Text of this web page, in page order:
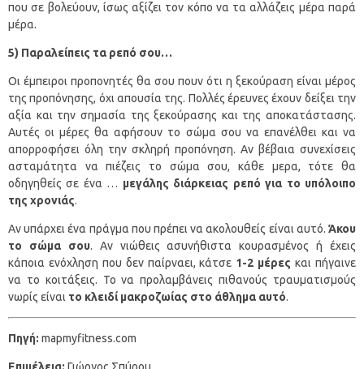
που σε βολεύουν, ίσως αξίζει τον κόπο να τα αλλάζεις μέρα παρά
μέρα.
5) Παραλείπεις τα ρεπό σου…
Οι έμπειροι προπονητές θα σου πουν ότι η ξεκούραση είναι μέρος
της προπόνησης, όχι απουσία της. Πολλές έρευνες έχουν δείξει την
αξία και την σημασία της ξεκούρασης και της αποκατάστασης.
Αυτές οι μέρες θα αφήσουν το σώμα σου να επανέλθει και να
απορροφήσει όλη την σκληρή προπόνηση. Αν βέβαια συνεχίσεις
ασταμάτητα να πιέζεις το σώμα σου, κάθε μερα, τότε θα
οδηγηθείς σε ένα … μεγάλης διάρκειας ρεπό για το υπόλοιπο
της χρονιάς.
Αν υπάρχει ένα πράγμα που πρέπει να ακολουθείς είναι αυτό. Άκου
το σώμα σου. Αν νιώθεις ασυνήθιστα κουρασμένος ή έχεις
κάποια ενόχληση που δεν παίρναει, κάτσε 1-2 μέρες και πήγαινε
να το κοιτάξεις. Το να προλαμβάνεις πιθανούς τραυματισμούς
νωρίς είναι το κλειδί μακροζωίας στο άθλημα αυτό.
Πηγή: mapmyfitness.com